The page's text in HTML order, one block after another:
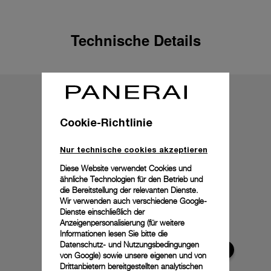
Technische Details
Cookie-Richtlinie
Nur technische cookies akzeptieren
Diese Website verwendet Cookies und
ähnliche Technologien für den Betrieb und
die Bereitstellung der relevanten Dienste.
Wir verwenden auch verschiedene Google-
Dienste einschließlich der
Anzeigenpersonalisierung (für weitere
Informationen lesen Sie bitte die
Datenschutz- und Nutzungsbedingungen
von Google) sowie unsere eigenen und von
Drittanbietern bereitgestellten analytischen